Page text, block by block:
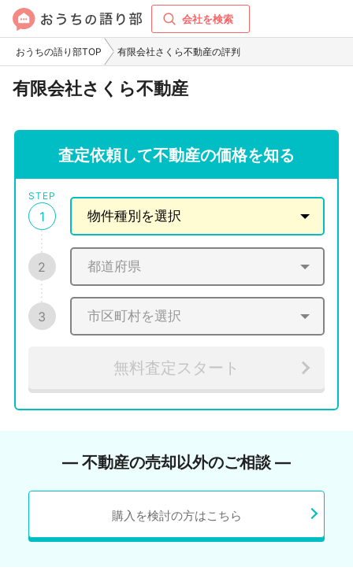
会社を検索
おうちの語り部TOP 有限会社さくら不動産の評判
有限会社さくら不動産
査定依頼して不動産の価格を知る
STEP
1
2
3
無料査定スタート
― 不動産の売却以外のご相談 ―
購入を検討の方はこちら